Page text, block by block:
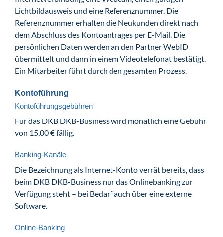
Lichtbildausweis und eine Referenznummer. Die
Referenznummer erhalten die Neukunden direkt nach
dem Abschluss des Kontoantrages per E-Mail. Die
persönlichen Daten werden an den Partner WebID
übermittelt und dann in einem Videotelefonat bestätigt.
Ein Mitarbeiter führt durch den gesamten Prozess.
Kontoführung
Kontoführungsgebühren
Für das DKB DKB-Business wird monatlich eine Gebühr
von 15,00 € fällig.
Banking-Kanäle
Die Bezeichnung als Internet-Konto verrät bereits, dass
beim DKB DKB-Business nur das Onlinebanking zur
Verfügung steht – bei Bedarf auch über eine externe
Software.
Online-Banking